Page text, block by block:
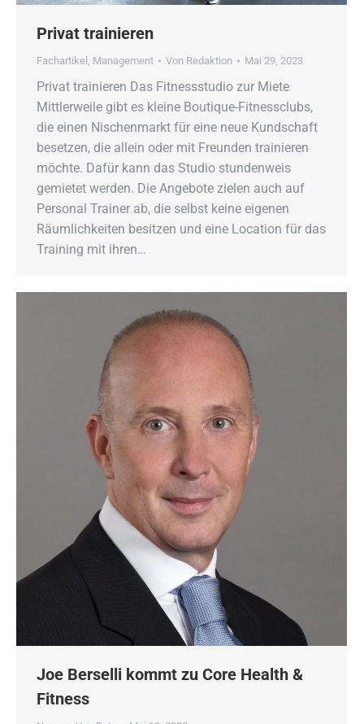
Privat trainieren
Fachartikel , Management Von Redaktion Mai 29, 2023
Privat trainieren Das Fitnessstudio zur Miete
Mittlerweile gibt es kleine Boutique-Fitnessclubs,
die einen Nischenmarkt für eine neue Kundschaft
besetzen, die allein oder mit Freunden trainieren
möchte. Dafür kann das Studio stundenweis
gemietet werden. Die Angebote zielen auch auf
Personal Trainer ab, die selbst keine eigenen
Räumlichkeiten besitzen und eine Location für das
Training mit ihren…
Joe Berselli kommt zu Core Health &
Fitness